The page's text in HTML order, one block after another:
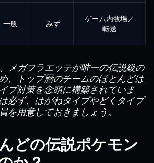
一般 みず
ゲーム内牧場／
転送
メガフラエッテが唯一の伝説級の
、トップ層のチームのほとんどは
プ対策を念頭に構築されていま
必ず、はがねタイプやどくタイプ
を用意しておきましょう。
どの伝説ポケモン